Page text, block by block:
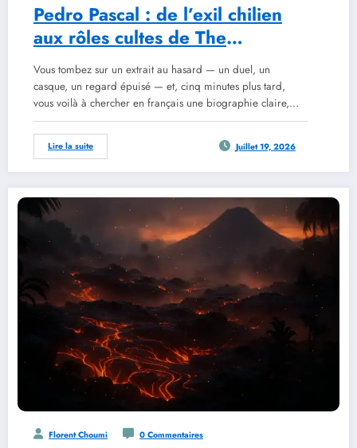
Pedro Pascal : de l’exil chilien
aux rôles cultes de The
Mandalorian et The Last of Us
Vous tombez sur un extrait au hasard — un duel, un
casque, un regard épuisé — et, cinq minutes plus tard,
vous voilà à chercher en français une biographie claire,…
Lire la suite Juillet 19, 2026
Florent Choumi 0 Commentaires